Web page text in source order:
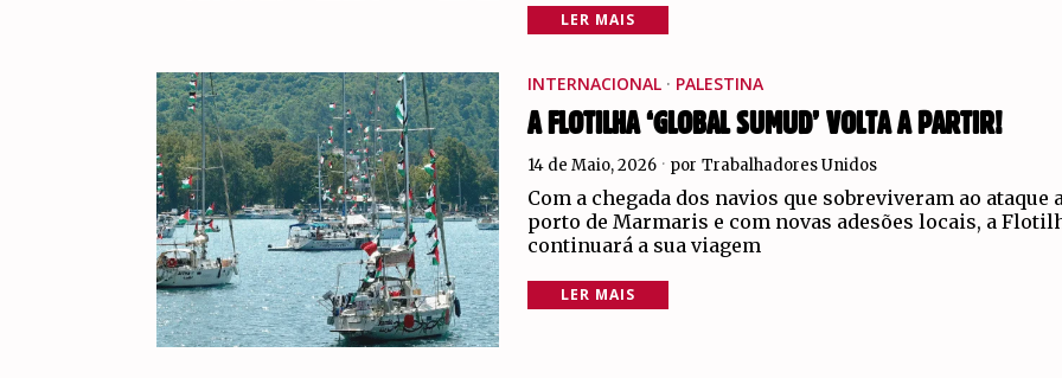
LER MAIS
INTERNACIONAL · PALESTINA
A FLOTILHA ‘GLOBAL SUMUD’ VOLTA A PARTIR!
14 de Maio, 2026 por Trabalhadores Unidos
Com a chegada dos navios que sobreviveram ao ataque
porto de Marmaris e com novas adesões locais, a
continuará a sua viagem
LER MAIS